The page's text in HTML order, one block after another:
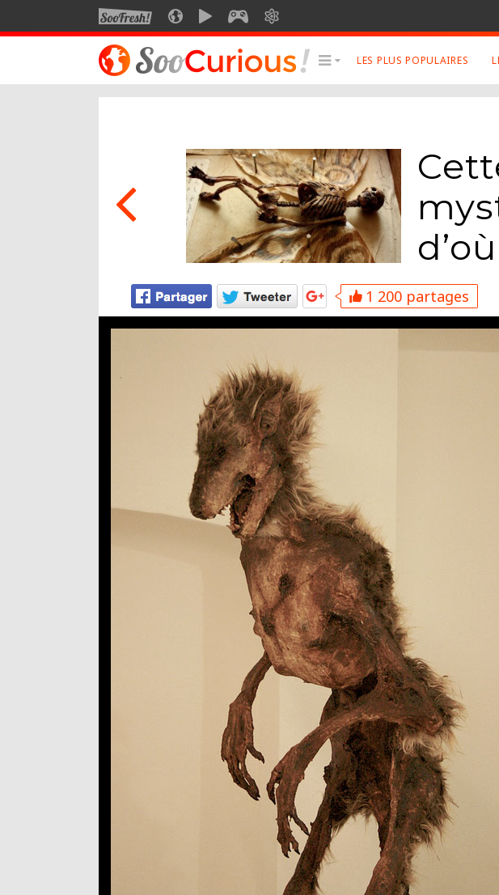
SOOFRESHSOOCURIOUSSOOMOTIONSOOGEEK
Voyage
Multimédia
Style de vie
Technologie
Art
Photographies
Robot
Musique
Cinema
LES PLUS POPULAIRES
1 200 partages